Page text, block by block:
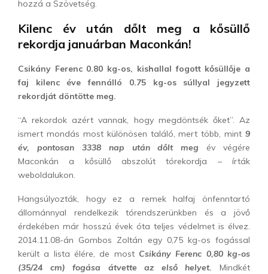
hozzá a Szövetség.
Kilenc év után dőlt meg a kősüllő
rekordja januárban Maconkán!
Csikány Ferenc 0.80 kg-os, kishallal fogott kősüllője a
faj kilenc éve fennálló 0.75 kg-os súllyal jegyzett
rekordját döntötte meg.
“A rekordok azért vannak, hogy megdöntsék őket”. Az
ismert mondás most különösen találó, mert több, mint 9
év, pontosan 3338 nap után dőlt meg
év végére
Maconkán a kősüllő abszolút tórekordja – írták
weboldalukon.
Hangsúlyozták, hogy ez a remek halfaj önfenntartó
állománnyal rendelkezik tórendszerünkben és a jövő
érdekében már hosszú évek óta teljes védelmet is élvez.
2014.11.08-án Gombos Zoltán egy 0,75 kg-os fogással
került a lista élére, de most Csikány Ferenc 0,80 kg-os
(35/24 cm) fogása átvette az első helyet. Mindkét